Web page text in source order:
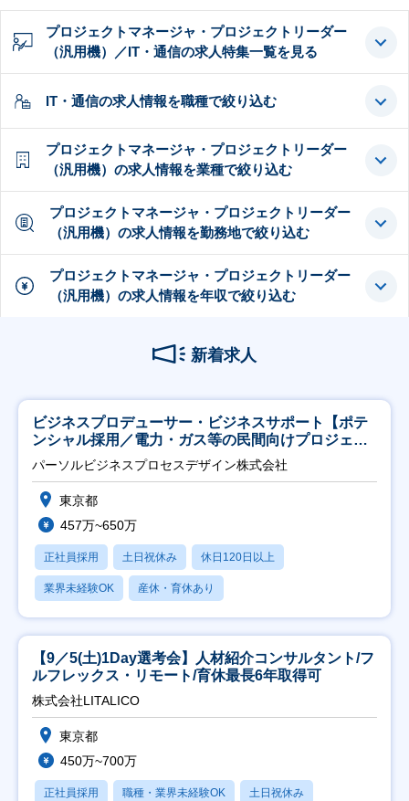
プロジェクトマネージャ・プロジェクトリーダー
（汎用機）／IT・通信の求人特集一覧を見る
IT・通信の求人情報を職種で絞り込む
プロジェクトマネージャ・プロジェクトリーダー
（汎用機）の求人情報を業種で絞り込む
プロジェクトマネージャ・プロジェクトリーダー
（汎用機）の求人情報を勤務地で絞り込む
プロジェクトマネージャ・プロジェクトリーダー
（汎用機）の求人情報を年収で絞り込む
新着求人
ビジネスプロデューサー・ビジネスサポート【ポテ
ンシャル採用／電力・ガス等の民間向けプロジェク
ト推進】
パーソルビジネスプロセスデザイン株式会社
東京都
457万~650万
正社員採用 土日祝休み 休日120日以上
業界未経験OK 産休・育休あり
【9／5(土)1Day選考会】人材紹介コンサルタント/フ
ルフレックス・リモート/育休最長6年取得可
株式会社LITALICO
東京都
450万~700万
正社員採用 職種・業界未経験OK 土日祝休み